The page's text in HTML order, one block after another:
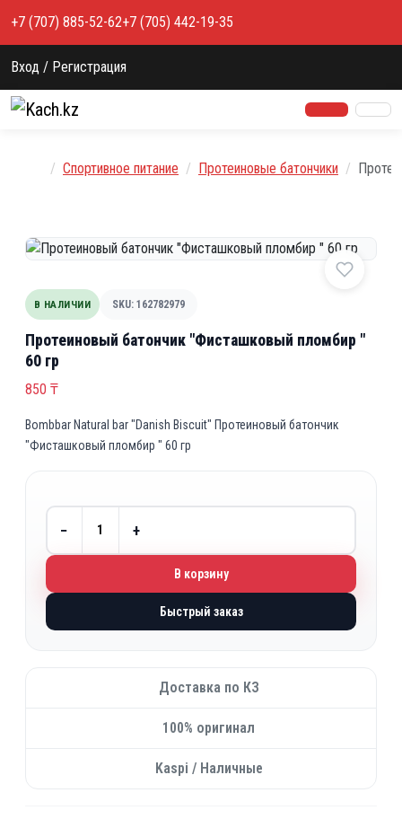
+7 (707) 885-52-62+7 (705) 442-19-35
Вход / Регистрация
Главная
Спортивное питание Протеиновые батончики
В НАЛИЧИИ SKU: 162782979
Протеиновый батончик "Фисташковый пломбир "
60 гр
850 ₸
Bombbar Natural bar "Danish Biscuit" Протеиновый батончик
"Фисташковый пломбир " 60 гр
− +
В корзину
Быстрый заказ
Доставка по КЗ
100% оригинал
Kaspi / Наличные